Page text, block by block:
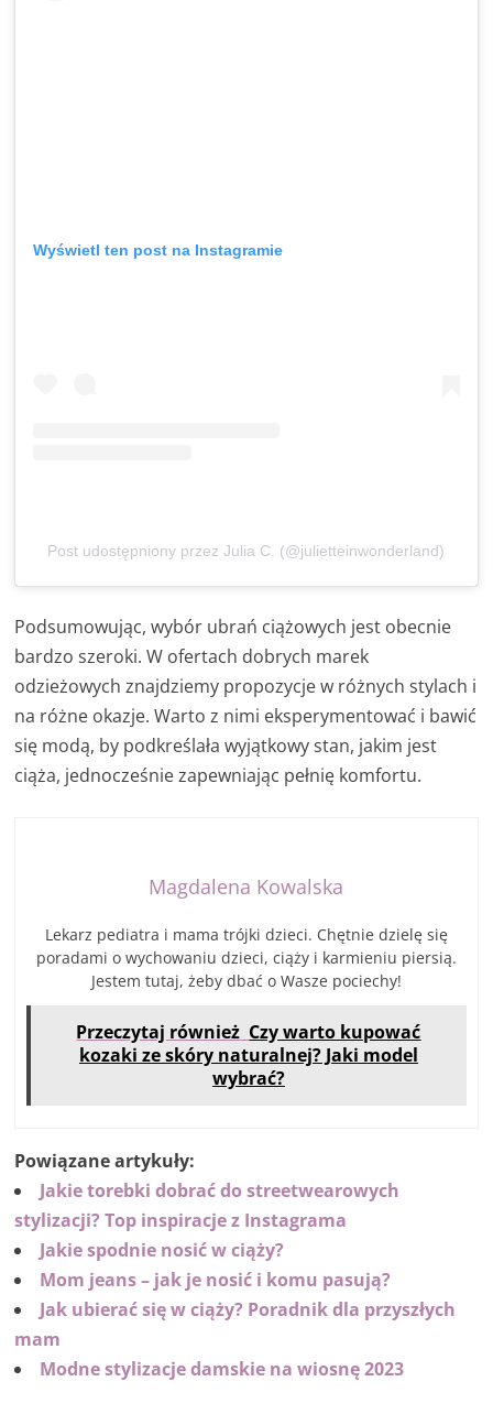
Wyświetl ten post na Instagramie
Post udostępniony przez Julia C. (@julietteinwonderland)
Podsumowując, wybór ubrań ciążowych jest obecnie
bardzo szeroki. W ofertach dobrych marek
odzieżowych znajdziemy propozycje w różnych stylach i
na różne okazje. Warto z nimi eksperymentować i bawić
się modą, by podkreślała wyjątkowy stan, jakim jest
ciąża, jednocześnie zapewniając pełnię komfortu.
Magdalena Kowalska
Lekarz pediatra i mama trójki dzieci. Chętnie dzielę się
poradami o wychowaniu dzieci, ciąży i karmieniu piersią.
Jestem tutaj, żeby dbać o Wasze pociechy!
Przeczytaj również Czy warto kupować
kozaki ze skóry naturalnej? Jaki model
wybrać?
Powiązane artykuły:
Jakie torebki dobrać do streetwearowych
stylizacji? Top inspiracje z Instagrama
Jakie spodnie nosić w ciąży?
Mom jeans – jak je nosić i komu pasują?
Jak ubierać się w ciąży? Poradnik dla przyszłych
mam
Modne stylizacje damskie na wiosnę 2023